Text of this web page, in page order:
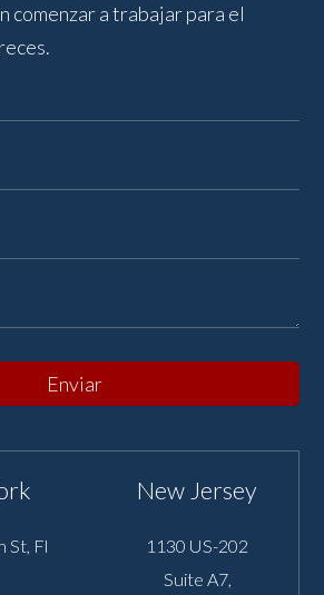
comenzar a trabajar para el
Enviar
St, Fl
New Jersey
1130 US-202
Suite A7,